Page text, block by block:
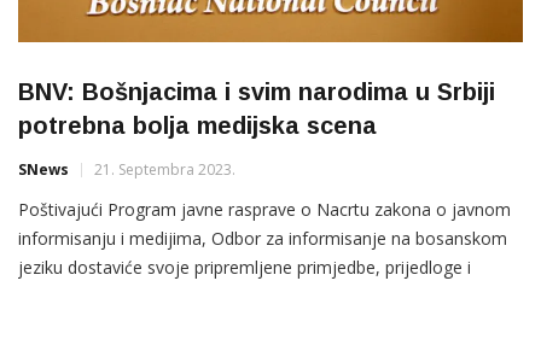
BNV: Bošnjacima i svim narodima u Srbiji
potrebna bolja medijska scena
SNews 21. Septembra 2023.
Poštivajući Program javne rasprave o Nacrtu zakona o javnom
informisanju i medijima, Odbor za informisanje na bosanskom
jeziku dostaviće svoje pripremljene primjedbe, prijedloge i